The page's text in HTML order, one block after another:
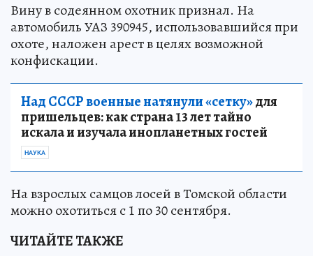
Вину в содеянном охотник признал. На
автомобиль УАЗ 390945, использовавшийся при
охоте, наложен арест в целях возможной
конфискации.
Над СССР военные натянули «сетку»для
пришельцев: как страна 13 лет тайно
искала и изучала инопланетных гостей
НАУКА
На взрослых самцов лосей в Томской области
можно охотиться с 1 по 30 сентября.
ЧИТАЙТЕ ТАКЖЕ